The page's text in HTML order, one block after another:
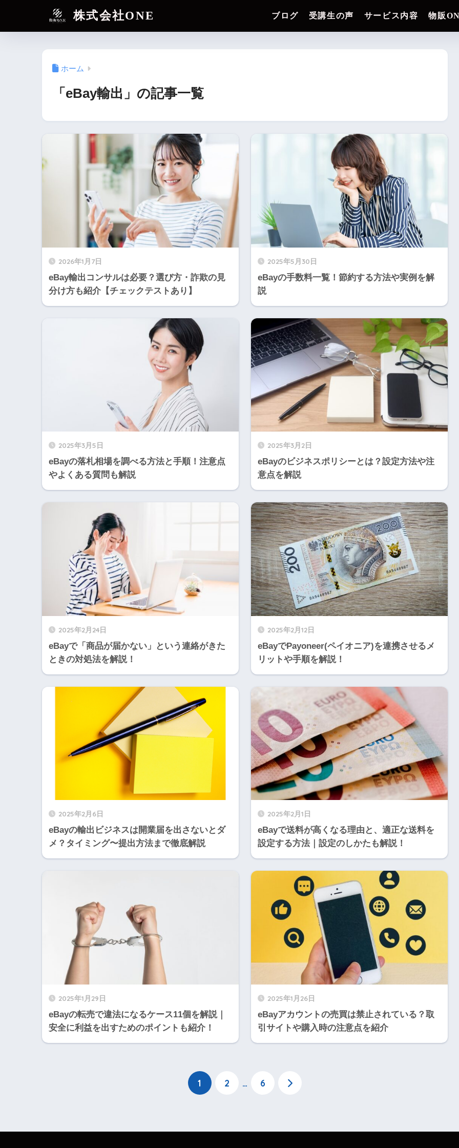
株式会社ONE ブログ 受講生の声 サービス内容 物販
ホーム
「eBay輸出」の記事一覧
2026年1月7日
eBay輸出コンサルは必要？選び方・詐欺の見
分け方も紹介【チェックテストあり】
2025年5月30日
eBayの手数料一覧！節約する方法や実例を解
説
2025年3月5日
eBayの落札相場を調べる方法と手順！注意点
やよくある質問も解説
2025年3月2日
eBayのビジネスポリシーとは？設定方法や注
意点を解説
2025年2月24日
eBayで「商品が届かない」という連絡がきた
ときの対処法を解説！
2025年2月12日
eBayでPayoneer(ペイオニア)を連携させるメ
リットや手順を解説！
2025年2月6日
eBayの輸出ビジネスは開業届を出さないとダ
メ？タイミング〜提出方法まで徹底解説
2025年2月1日
eBayで送料が高くなる理由と、適正な送料を
設定する方法｜設定のしかたも解説！
2025年1月29日
eBayの転売で違法になるケース11個を解説｜
安全に利益を出すためのポイントも紹介！
2025年1月26日
eBayアカウントの売買は禁止されている？取
引サイトや購入時の注意点を紹介
1 2 … 6